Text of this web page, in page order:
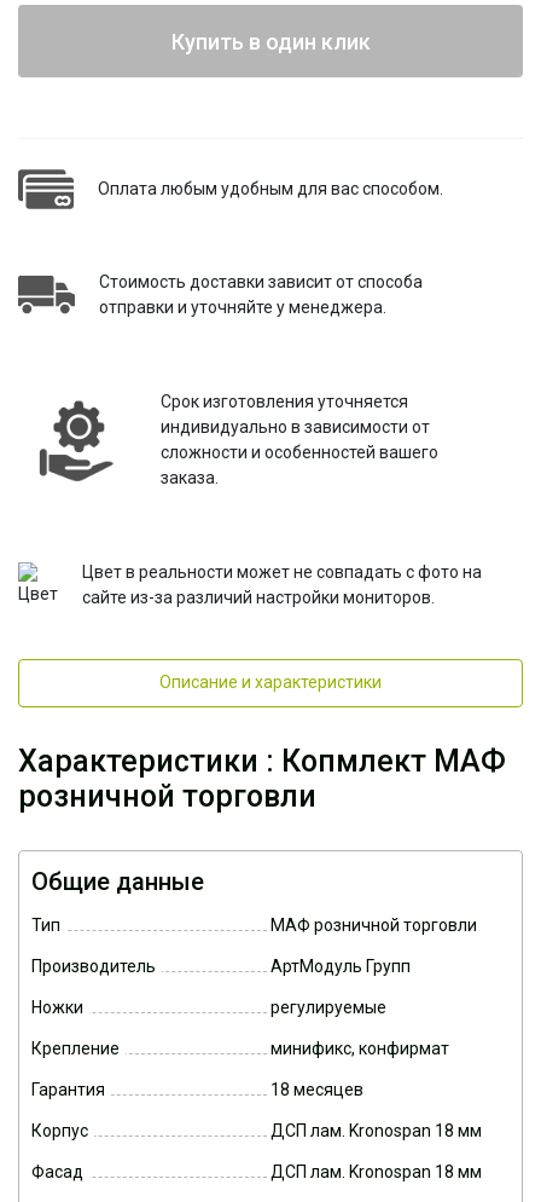
Купить в один клик
Оплата любым удобным для вас способом.
Стоимость доставки зависит от способа
отправки и уточняйте у менеджера.
Срок изготовления уточняется
индивидуально в зависимости от
сложности и особенностей вашего
заказа.
Цвет в реальности может не совпадать с фото на
сайте из-за различий настройки мониторов.
Описание и характеристики
Характеристики : Копмлект МАФ
розничной торговли
Общие данные
Тип МАФ розничной торговли
Производитель АртМодуль Групп
Ножки регулируемые
Крепление минификс, конфирмат
Гарантия 18 месяцев
Корпус ДСП лам. Kronospan 18 мм
Фасад ДСП лам. Kronospan 18 мм